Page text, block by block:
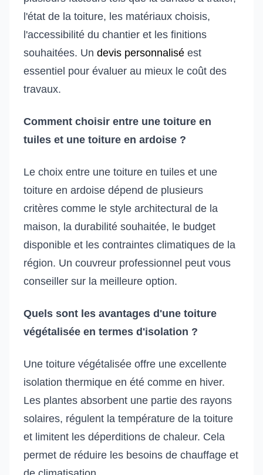
l'état de la toiture, les matériaux choisis,
l'accessibilité du chantier et les finitions
souhaitées. Un devis personnalisé est
essentiel pour évaluer au mieux le coût des
travaux.
Comment choisir entre une toiture en
tuiles et une toiture en ardoise ?
Le choix entre une toiture en tuiles et une
toiture en ardoise dépend de plusieurs
critères comme le style architectural de la
maison, la durabilité souhaitée, le budget
disponible et les contraintes climatiques de la
région. Un couvreur professionnel peut vous
conseiller sur la meilleure option.
Quels sont les avantages d'une toiture
végétalisée en termes d'isolation ?
Une toiture végétalisée offre une excellente
isolation thermique en été comme en hiver.
Les plantes absorbent une partie des rayons
solaires, régulent la température de la toiture
et limitent les déperditions de chaleur. Cela
permet de réduire les besoins de chauffage et